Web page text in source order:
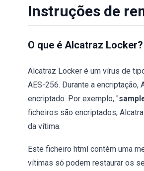
Instruções de
O que é Alcatraz Locker?
Alcatraz Locker é um vírus de
AES-256. Durante a
encriptado. Por exemplo, "
ficheiros são encriptados,
da vítima.
Este ficheiro html contém uma
vítimas só podem restaurar os